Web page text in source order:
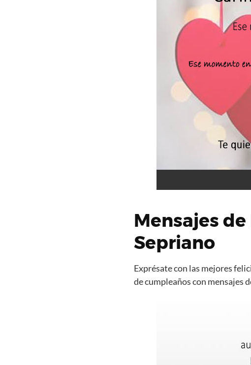
Mensajes
Sepriano
Exprésate con las mejores
de cumpleaños con mensajes